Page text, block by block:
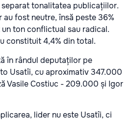
tonalitatea publicațiilor.
fost neutre, însă peste 36%
ton conflictual sau radical.
constituit 4,4% din total.
în rândul deputaților pe
Usatîi, cu aproximativ 347.000
Vasile Costiuc - 209.000 și Igor
lider nu este Usatîi, ci